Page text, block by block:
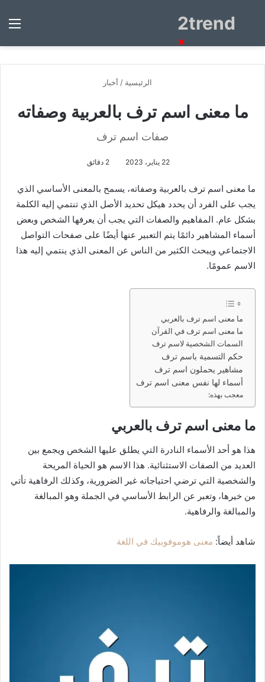
2trendبحث
الرئيسية / أخبار
ما معنى اسم ترف بالعربية وصفاته
صفات اسم ترف
22 يناير، 2023 2 دقائق
ما معنى اسم ترف بالعربية وصفاته، يسمح بالمعنى الأساسي الذي
يجب على الفرد أن يحدد هيكل تحديد الأصل الذي تنتمي إليه الكلمة
بشكل عام. المفاهيم والصفات التي يجب أن يعرفها الشخص وبعض
أسماء المشاهير دائمًا يتم التعبير عنها أيضًا على صفحات التواصل
الاجتماعي ويبحث الكثير من الناس عن المعنى الذي ينتمي إليه هذا
الاسم عمومًا.
ما معنى اسم ترف بالعربي
ما معنى اسم ترف في القرآن
السمات الشخصية لاسم ترف
حكم التسمية باسم ترف
مشاهير يحملون اسم ترف
أسماء لها نفس معنى اسم ترف
معجب بهذه:
ما معنى اسم ترف بالعربي
هذا هو أحد الأسماء النادرة التي يطلق عليها الشخص ويجمع بين
العديد من الصفات الاستثنائية. هذا الاسم هو الحياة المريحة
والشخصية التي ترضي احتياجاته غير الضرورية، وكذلك الرفاهية تأتي
من خيرها، وتعبر عن الرابط الأساسي في الجملة وهو المبالغة
والمبالغة والرفاهية.
شاهد أيضاً: معنى هوموفوبيك في اللغة
×